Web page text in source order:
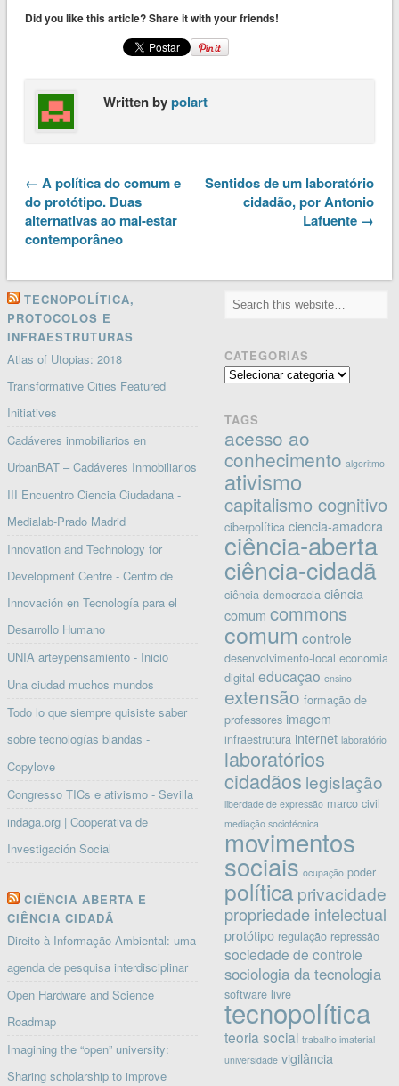
Did you like this article? Share it with your friends!
Written bypolart
← A política do comum e
do protótipo. Duas
alternativas ao mal-estar
contemporâneo
Sentidos de um laboratório
cidadão, por Antonio
Lafuente →
TECNOPOLÍTICA,
PROTOCOLOS E
INFRAESTRUTURAS
Atlas of Utopias: 2018
Transformative Cities Featured
Initiatives
Cadáveres inmobiliarios en
UrbanBAT – Cadáveres Inmobiliarios
III Encuentro Ciencia Ciudadana -
Medialab-Prado Madrid
Innovation and Technology for
Development Centre - Centro de
Innovación en Tecnología para el
Desarrollo Humano
UNIA arteypensamiento - Inicio
Una ciudad muchos mundos
Todo lo que siempre quisiste saber
sobre tecnologías blandas -
Copylove
Congresso TICs e ativismo - Sevilla
indaga.org | Cooperativa de
Investigación Social
CIÊNCIA ABERTA E
CIÊNCIA CIDADÃ
Direito à Informação Ambiental: uma
agenda de pesquisa interdisciplinar
Open Hardware and Science
Roadmap
Imagining the “open” university:
Sharing scholarship to improve
CATEGORIAS
Categorias
TAGS
acesso ao
conhecimento algoritmo
ativismo
capitalismo cognitivo
ciberpolítica ciencia-amadora
ciência-aberta
ciência-cidadã
ciência-democracia ciência
comum commons
comum controle
desenvolvimento-local economia
digital educaçao ensino
extensão formação de
professores imagem
infraestrutura internet laboratório
laboratórios
cidadãos legislação
liberdade de expressão marco civil
mediação sociotécnica
movimentos
sociais ocupação poder
política privacidade
propriedade intelectual
protótipo regulação repressão
sociedade de controle
sociologia da tecnologia
software livre
tecnopolítica
teoria social trabalho imaterial
universidade vigilância